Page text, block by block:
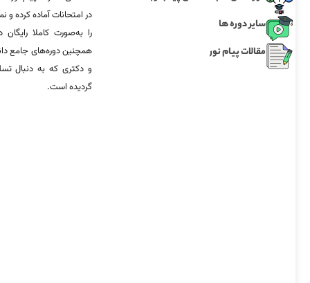
سایر دوره ها
مقالات پیام نور
در امتحانات آماده‌ کرده
را به‌صورت کاملا
همچنین دوره‌های جامع
و دکتری که به دنبال
گردیده است.